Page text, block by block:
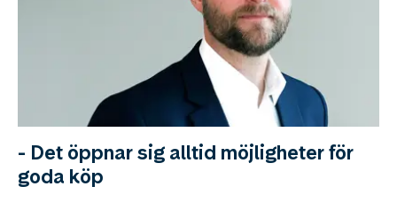
- Det öppnar sig alltid möjligheter för
goda köp